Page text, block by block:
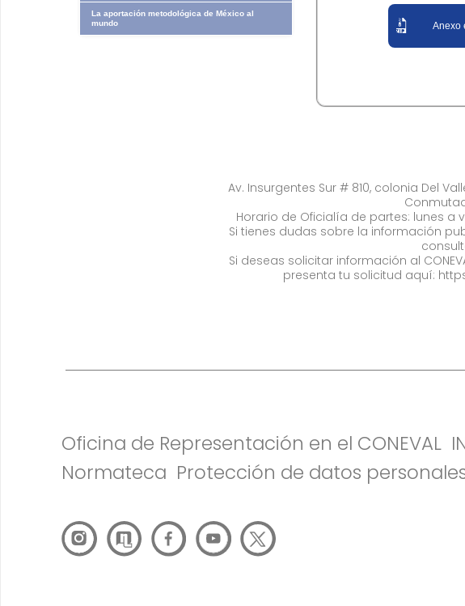
La aportación metodológica de México al
mundo
Anexo
Av. Insurgentes Sur # 810, colonia Del
Horario de Oficialía de partes: lunes a
Si tienes dudas sobre la información
Si deseas solicitar información al
presenta tu solicitud aquí:
Oficina de Representación en el CONEVAL
Normateca Protección de datos